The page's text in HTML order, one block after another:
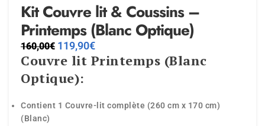
Kit Couvre lit & Coussins –
Printemps (Blanc Optique)
160,00€ 119,90€
Couvre lit Printemps (Blanc
Optique):
Contient 1 Couvre-lit complète (260 cm x 170 cm)
(Blanc)